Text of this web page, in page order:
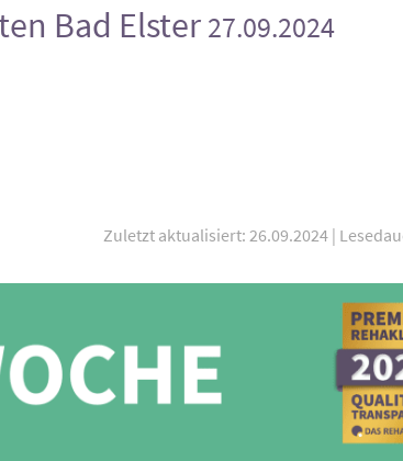
Bad Elster 27.09.2024
Zuletzt aktualisiert: 26.09.2024 |